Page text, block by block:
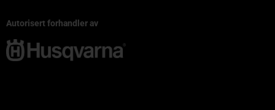
Autorisert forhandler av